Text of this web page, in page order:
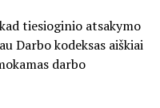
tiesioginio atsakymo
Darbo kodeksas aiškiai
darbo